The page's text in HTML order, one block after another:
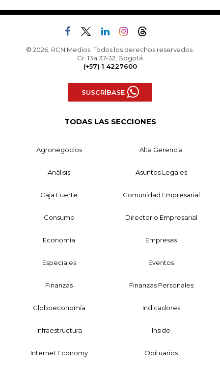
© 2026, RCN Medios. Todos los derechos reservados.
Cr. 13a 37-32, Bogotá
(+57) 1 4227600
SUSCRÍBASE
TODAS LAS SECCIONES
Agronegocios Alta Gerencia
Análisis Asuntos Legales
Caja Fuerte Comunidad Empresarial
Consumo Directorio Empresarial
Economía Empresas
Especiales Eventos
Finanzas Finanzas Personales
Globoeconomía Indicadores
Infraestructura Inside
Internet Economy Obituarios